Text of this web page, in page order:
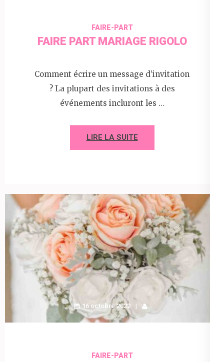
FAIRE-PART
FAIRE PART MARIAGE RIGOLO
Comment écrire un message d’invitation
? La plupart des invitations à des
événements incluront les …
LIRE LA SUITE
16 octobre 2022
FAIRE-PART